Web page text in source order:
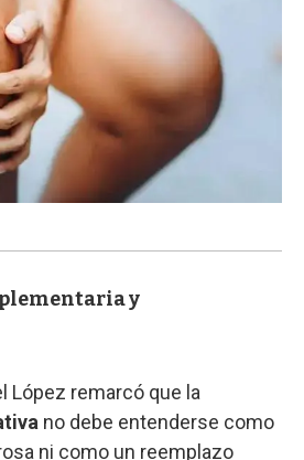
y
López remarcó que la
no debe entenderse como
ni como un reemplazo